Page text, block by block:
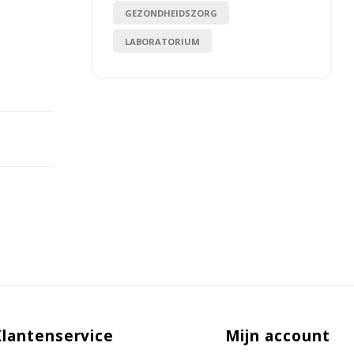
GEZONDHEIDSZORG
LABORATORIUM
Mijn account